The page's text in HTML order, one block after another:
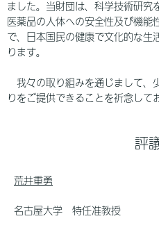
ました。当財団は、科学技術研究
医薬品の人体への安全性及び機能
で、日本国民の健康で文化的な生
ります。
我々の取り組みを通じまして、
りをご提供できることを祈念して
評
荒井重勇
名古屋大学 特任准教授